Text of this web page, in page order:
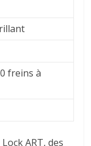
freins à
ART, des